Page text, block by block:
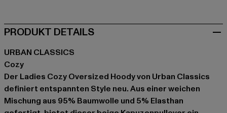
PRODUKT DETAILS
URBAN CLASSICS
Cozy
Der Ladies Cozy Oversized Hoody von Urban Classics
definiert entspannten Style neu. Aus einer weichen
Mischung aus 95% Baumwolle und 5% Elasthan